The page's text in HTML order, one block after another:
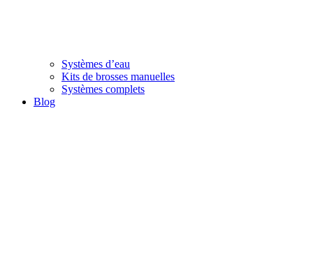
Systèmes d’eau
Kits de brosses manuelles
Systèmes complets
Blog